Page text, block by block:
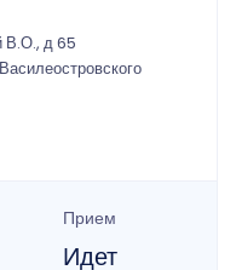
В.О., д 65
Прием
Идет